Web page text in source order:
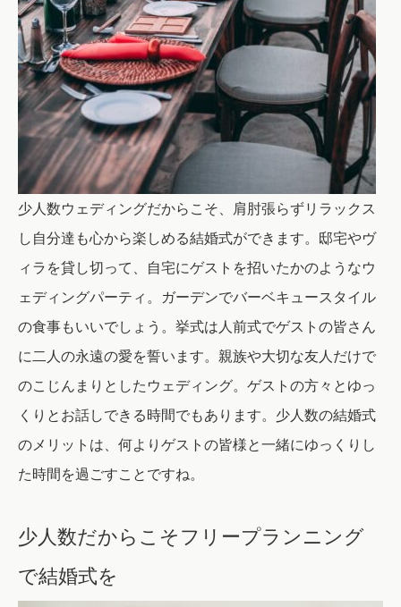
少人数ウェディングだからこそ、肩肘張らずリラックス
し自分達も心から楽しめる結婚式ができます。邸宅やヴ
ィラを貸し切って、自宅にゲストを招いたかのようなウ
ェディングパーティ。ガーデンでバーベキュースタイル
の食事もいいでしょう。挙式は人前式でゲストの皆さん
に二人の永遠の愛を誓います。親族や大切な友人だけで
のこじんまりとしたウェディング。ゲストの方々とゆっ
くりとお話しできる時間でもあります。少人数の結婚式
のメリットは、何よりゲストの皆様と一緒にゆっくりし
た時間を過ごすことですね。
少人数だからこそフリープランニング
で結婚式を